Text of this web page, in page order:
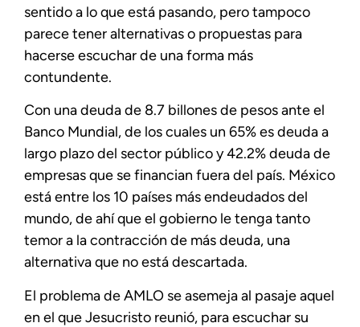
sentido a lo que está pasando, pero tampoco
parece tener alternativas o propuestas para
hacerse escuchar de una forma más
contundente.
Con una deuda de 8.7 billones de pesos ante el
Banco Mundial, de los cuales un 65% es deuda a
largo plazo del sector público y 42.2% deuda de
empresas que se financian fuera del país. México
está entre los 10 países más endeudados del
mundo, de ahí que el gobierno le tenga tanto
temor a la contracción de más deuda, una
alternativa que no está descartada.
El problema de AMLO se asemeja al pasaje aquel
en el que Jesucristo reunió, para escuchar su